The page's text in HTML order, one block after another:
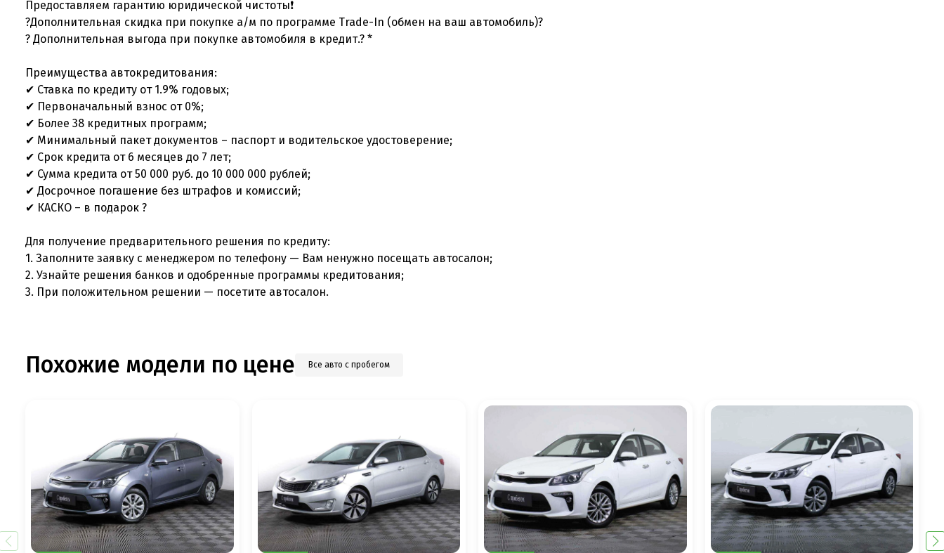
Предоставляем гарантию юридической чистоты❗
?Дополнительная скидка при покупке а/м по программе Trade-In (обмен на ваш автомобиль)?
? Дополнительная выгода при покупке автомобиля в кредит.? *
Преимущества автокредитования:
✔ Ставка по кредиту от 1.9% годовых;
✔ Первоначальный взнос от 0%;
✔ Более 38 кредитных программ;
✔ Минимальный пакет документов – паспорт и водительское удостоверение;
✔ Срок кредита от 6 месяцев до 7 лет;
✔ Сумма кредита от 50 000 руб. до 10 000 000 рублей;
✔ Досрочное погашение без штрафов и комиссий;
✔ КАСКО – в подарок ?
Для получение предварительного решения по кредиту:
1. Заполните заявку с менеджером по телефону — Вам ненужно посещать автосалон;
2. Узнайте решения банков и одобренные программы кредитования;
3. При положительном решении — посетите автосалон.
Похожие модели по цене Все авто с пробегом